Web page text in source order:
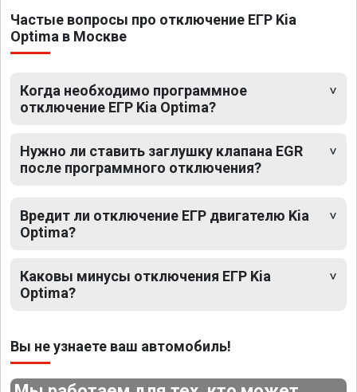
Частые вопросы про отключение ЕГР Kia
Optima в Москве
Когда необходимо программное
отключение ЕГР Kia Optima?
Нужно ли ставить заглушку клапана EGR
после программного отключения?
Вредит ли отключение ЕГР двигателю Kia
Optima?
Каковы минусы отключения ЕГР Kia
Optima?
Вы не узнаете ваш автомобиль!